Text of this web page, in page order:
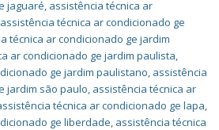
jaguaré, assistência técnica ar
assistência técnica ar condicionado ge
técnica ar condicionado ge jardim
ar condicionado ge jardim paulista,
ge jardim paulistano, assistência
jardim são paulo, assistência técnica ar
técnica ar condicionado ge lapa,
ge liberdade, assistência técnica